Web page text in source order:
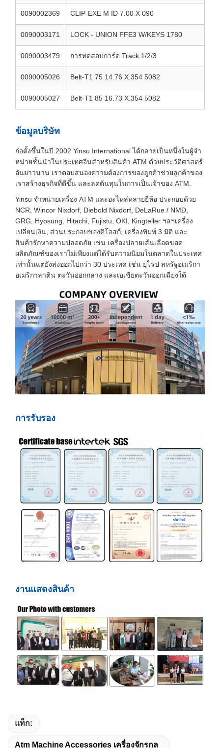
0090002369 CLIP-EXE M ID 7.00 X 090
0090003171 LOCK - UNION FFE3 W/KEYS 1780
0090003479 การทดสอบการ์ด Track 1/2/3
0090005026 Belt-T1 75 14.76 X.354 5082
0090005027 Belt-T1 85 16.73 X.354 5082
ข้อมูลบริษัท
ก่อตั้งขึ้นในปี 2002 Yinsu International ได้กลายเป็นหนึ่งในผู้จํา
หน่ายชั้นนําในประเทศจีนสําหรับสินค้า ATM ด้วยประวัติศาสตร์
อันยาวนาน เราตอบสนองความต้องการของลูกค้าช่วยลูกค้าของ
เราสร้างธุรกิจที่ดีขึ้น และลดต้นทุนในการเป็นเจ้าของ ATM.
Yinsu จําหน่ายเครื่อง ATM และอะไหล่หลายยี่ห้อ ประกอบด้วย
NCR, Wincor Nixdorf, Diebold Nixdorf, DeLaRue / NMD,
GRG, Hyosung, Hitachi, Fujistu, OKI, Kingteller ฯลฯเครื่อง
เปลี่ยนเงิน, ส่วนประกอบของคิโอสก์, เครื่องพิมพ์ 3 มิติ และ
สินค้ารักษาความปลอดภัย เช่น เครื่องปลายเส้นเลือดขอด
ผลิตภัณฑ์ของเราไม่เพียงแต่ได้รับความนิยมในตลาดในประเทศ
เท่านั้นแต่ยังส่งออกไปกว่า 30 ประเทศ เช่น ยุโรป สหรัฐอเมริกา
อเมริกาลาติน ตะวันออกกลาง และเอเชียตะวันออกเฉียงใต้
การรับรอง
งานแสดงสินค้า
แท็ก:
Atm Machine Accessories เครื่องจักรกล